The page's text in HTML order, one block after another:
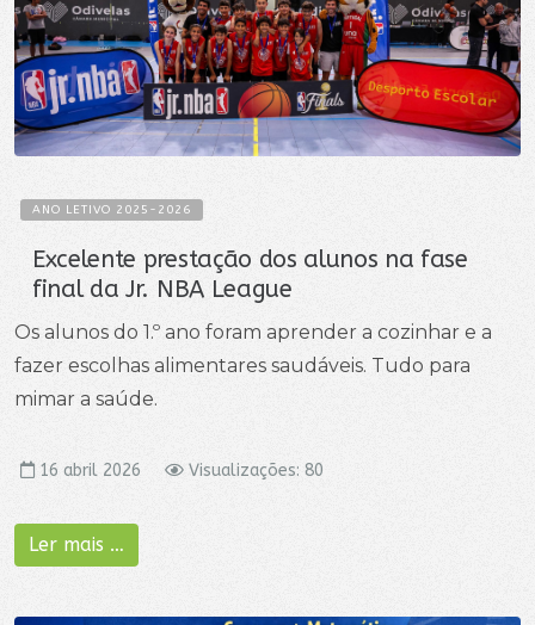
ANO LETIVO 2025-2026
Excelente prestação dos alunos na fase
final da Jr. NBA League
Os alunos do 1.º ano foram aprender a cozinhar e a
fazer escolhas alimentares saudáveis. Tudo para
mimar a saúde.
16 abril 2026 Visualizações: 80
Ler mais …